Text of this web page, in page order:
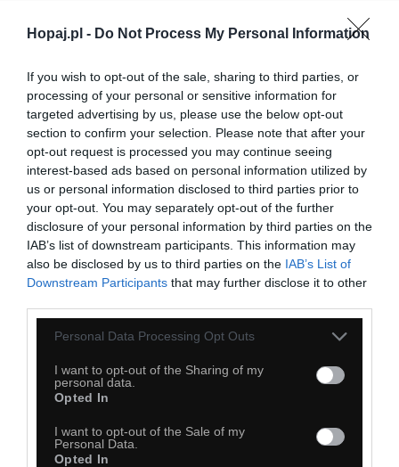
Hopaj.pl - Do Not Process My Personal Information
If you wish to opt-out of the sale, sharing to third parties, or
processing of your personal or sensitive information for
targeted advertising by us, please use the below opt-out
section to confirm your selection. Please note that after your
opt-out request is processed you may continue seeing
interest-based ads based on personal information utilized by
us or personal information disclosed to third parties prior to
your opt-out. You may separately opt-out of the further
disclosure of your personal information by third parties on the
IAB’s list of downstream participants. This information may
also be disclosed by us to third parties on the IAB’s List of
Downstream Participants that may further disclose it to other
Personal Data Processing Opt Outs
I want to opt-out of the Sharing of my
personal data.
Opted In
I want to opt-out of the Sale of my
Personal Data.
Opted In
Prosta sztuka